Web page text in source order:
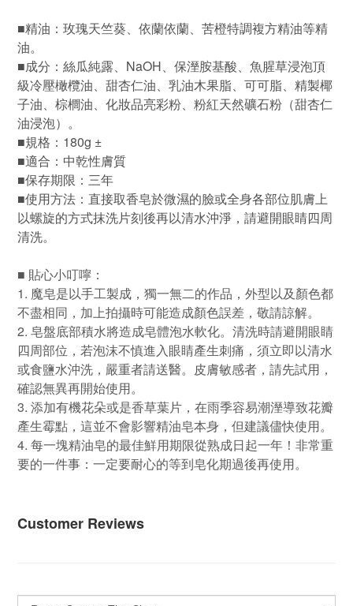
■精油：玫瑰天竺葵、依蘭依蘭、苦橙特調複方精油等精
油。
■成分：絲瓜純露、NaOH、保溼胺基酸、魚腥草浸泡頂
級冷壓橄欖油、甜杏仁油、乳油木果脂、可可脂、精製椰
子油、棕櫚油、化妝品亮彩粉、粉紅天然礦石粉（甜杏仁
油浸泡） 。
■規格 ：180g ±
■適合：中乾性膚質
■保存期限：三年
■使用方法：直接取香皂於微濕的臉或全身各部位肌膚上
以螺旋的方式抹洗片刻後再以清水沖淨，請避開眼睛四周
清洗。
■ 貼心小叮嚀：
1. 魔皂是以手工製成，獨一無二的作品，外型以及顏色都
不盡相同，加上拍攝時可能造成顏色誤差，敬請諒解。
2. 皂盤底部積水將造成皂體泡水軟化。清洗時請避開眼睛
四周部位，若泡沫不慎進入眼睛產生刺痛，須立即以清水
或食鹽水沖洗，嚴重者請送醫。皮膚敏感者，請先試用，
確認無異再開始使用。
3. 添加有機花朵或是香草葉片，在雨季容易潮溼導致花瓣
產生霉點，這並不會影響精油皂本身，但建議儘快使用。
4. 每一塊精油皂的最佳鮮用期限從熟成日起一年！非常重
要的一件事：一定要耐心的等到皂化期過後再使用。
Customer Reviews